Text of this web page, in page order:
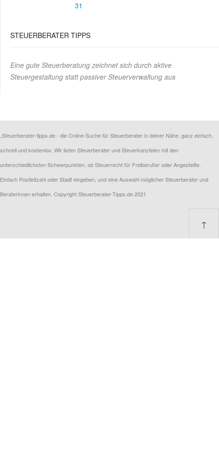
31
STEUERBERATER TIPPS
Eine gute Steuerberatung zeichnet sich durch aktive
Steuergestaltung statt passiver Steuerverwaltung aus
„Steuerberater-tipps.de - die Online-Suche für Steuerberater in deiner Nähe, ganz einfach,
schnell und kostenlos. Wir listen Steuerberater und Steuerkanzleien mit den
unterschiedlichsten Schwerpunkten, ob Steuerrecht für Freiberufler oder Angestellte.
Einfach Postleitzahl oder Stadt eingeben, und eine Auswahl möglicher Steuerberater und
Beraterinnen erhalten. Copyright Steuerberater-Tipps.de 2021
↑